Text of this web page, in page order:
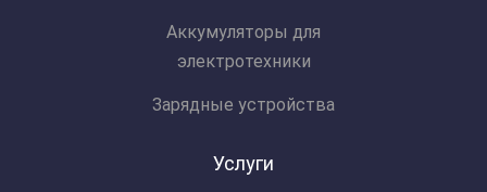
Аккумуляторы для
электротехники
Зарядные устройства
Услуги